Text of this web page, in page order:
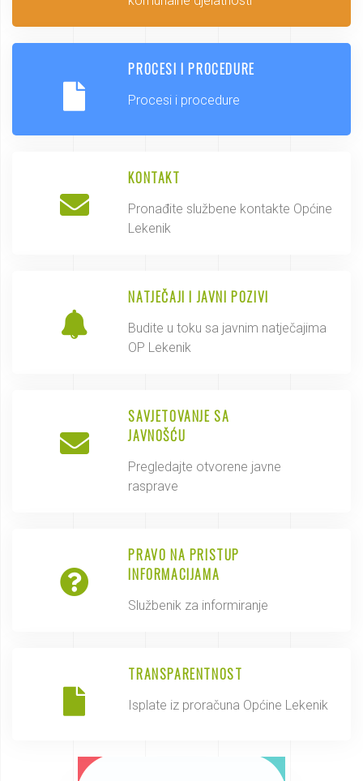
PROCESI I PROCEDURE
Procesi i procedure
KONTAKT
Pronađite službene kontakte Općine
Lekenik
NATJEČAJI I JAVNI POZIVI
Budite u toku sa javnim natječajima
OP Lekenik
SAVJETOVANJE SA
JAVNOŠĆU
Pregledajte otvorene javne
rasprave
PRAVO NA PRISTUP
INFORMACIJAMA
Službenik za informiranje
TRANSPARENTNOST
Isplate iz proračuna Općine Lekenik